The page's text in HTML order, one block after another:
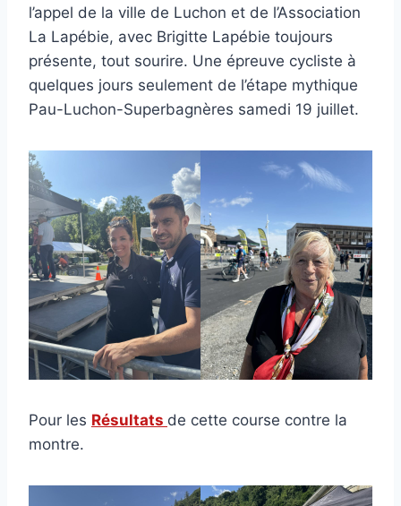
l’appel de la ville de Luchon et de l’Association
La Lapébie, avec Brigitte Lapébie toujours
présente, tout sourire. Une épreuve cycliste à
quelques jours seulement de l’étape mythique
Pau-Luchon-Superbagnères samedi 19 juillet.
Pour les Résultats de cette course contre la
montre.